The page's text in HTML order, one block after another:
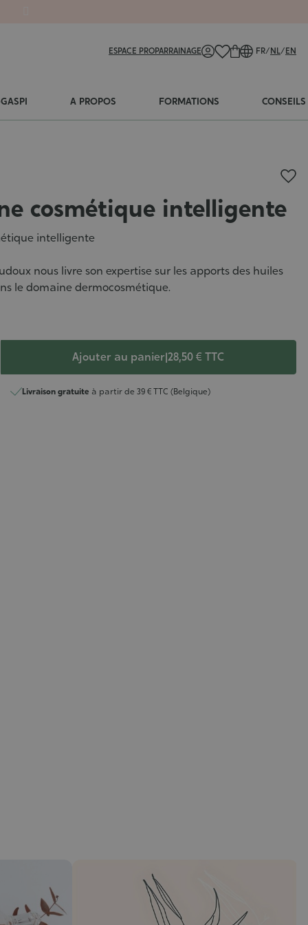
ESPACE PROPARRAINAGE FR/NL/EN
A PROPOS FORMATIONS CONSEILS
cosmétique intelligente
intelligente
nous livre son expertise sur les apports des huiles
le domaine dermocosmétique.
Ajouter au panier|28,50 € TTC
Livraison gratuite à partir de 39 € TTC (Belgique)